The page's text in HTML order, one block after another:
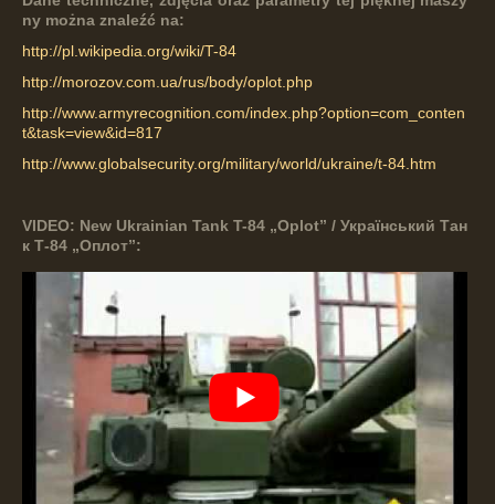
ny można znaleźć na:
http://pl.wikipedia.org/wiki/T-84
http://morozov.com.ua/rus/body/oplot.php
http://www.armyrecognition.com/index.php?option=com_conten
t&task=view&id=817
http://www.globalsecurity.org/military/world/ukraine/t-84.htm
VIDEO: New Ukrainian Tank T-84 „Oplot” / Український Тан
к Т-84 „Оплот”: